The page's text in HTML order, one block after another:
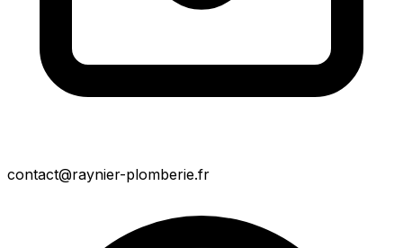
contact@raynier-plomberie.fr